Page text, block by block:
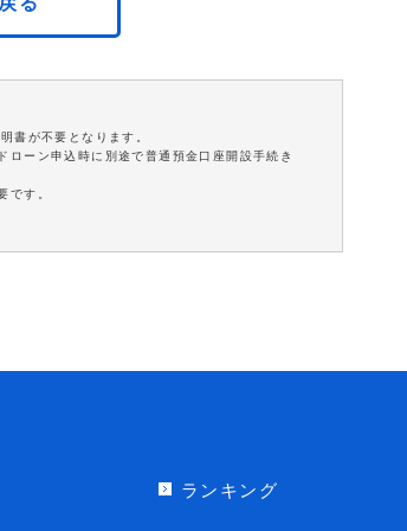
書が不要となります。
ーン申込時に別途で普通預金口座開設手続き
です。
ランキング